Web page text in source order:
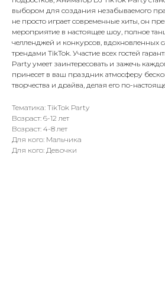
выбором для создания незабываемого
не просто играет современные хиты, он
мероприятие в настоящее шоу, полное
челленджей и конкурсов,
трендами TikTok. Участие всех гостей
Party умеет заинтересовать и зажечь
принесет в ваш праздник атмосферу
творчества и драйва, делая его по-
Тематика: TikTok Party
Возраст: 6-12 лет
Возраст: 4-8 лет
Для кого: Мальчика
Для кого: Девочки